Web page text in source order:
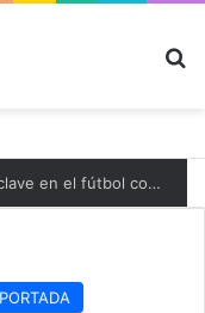
Mercado de Fichajes: Movimientos clave en el fútbol comarcal